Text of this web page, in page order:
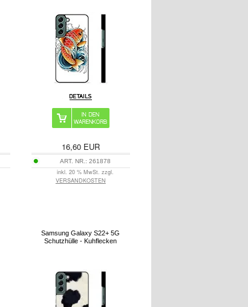
16,60EUR
ART. NR.: 261878
inkl. 20 % MwSt. zzgl.
VERSANDKOSTEN
Samsung Galaxy S22+ 5G
Schutzhülle - Kuhflecken